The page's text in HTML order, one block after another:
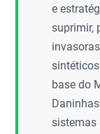
e
suprimir,
base do
sistemas